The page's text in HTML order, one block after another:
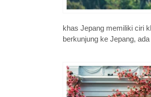
khas Jepang memiliki ciri
berkunjung ke Jepang,